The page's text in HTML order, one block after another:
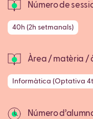
Número de
40h (2h setmanals)
Àrea / matèria /
Informàtica (Optativa 4t
Número